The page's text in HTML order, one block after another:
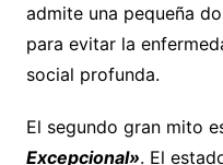
admite una pequeña
para evitar la
social profunda.
El segundo gran mito
Excepcional». El